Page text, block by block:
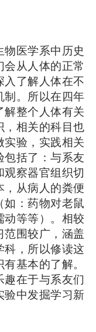
医学系中历史
从人体的正常
了解人体在不
制。所以在四年
解整个人体有关
，相关的科目也
验，实践相关
包括了：与系友
察器官组织切
，从病人的粪便
：药物对老鼠
动等等）。相较
围较广，涵盖
科，所以修读这
基本的了解。
在于与系友们
验中发掘学习新